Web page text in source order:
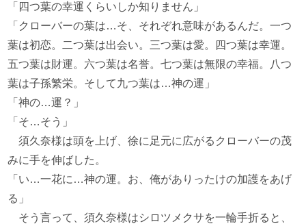
「四つ葉の幸運くらいしか知りません」
「クローバーの葉は…そ、それぞれ意味があるんだ。一つ
葉は初恋。二つ葉は出会い。三つ葉は愛。四つ葉は幸運。
五つ葉は財運。六つ葉は名誉。七つ葉は無限の幸福。八つ
葉は子孫繁栄。そして九つ葉は…神の運」
「神の…運？」
「そ…そう」
須久奈様は頭を上げ、徐に足元に広がるクローバーの茂
みに手を伸ばした。
「い…一花に…神の運。お、俺がありったけの加護をあげ
る」
そう言って、須久奈様はシロツメクサを一輪手折ると、